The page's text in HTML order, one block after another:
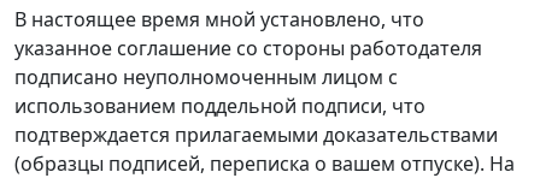
В настоящее время мной установлено, что
указанное соглашение со стороны работодателя
подписано неуполномоченным лицом с
использованием поддельной подписи, что
подтверждается прилагаемыми доказательствами
(образцы подписей, переписка о вашем отпуске). На